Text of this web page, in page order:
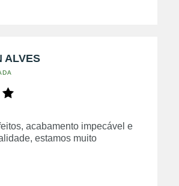
ALVES
acabamento impecável e
estamos muito